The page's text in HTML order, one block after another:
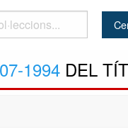
1994 DEL